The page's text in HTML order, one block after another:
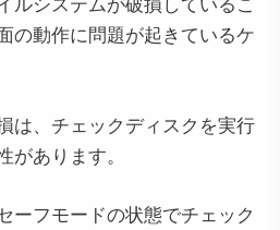
の動作に問題が起きているケ
は、チェックディスクを実行
あります。
ーフモードの状態でチェック